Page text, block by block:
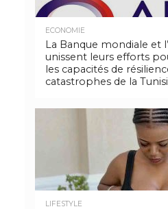
ECONOMIE
La Banque mondiale et
unissent leurs efforts
les capacités de
catastrophes de la
LIFESTYLE